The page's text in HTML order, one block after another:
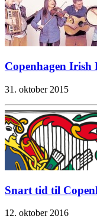
Copenhagen Irish
31. oktober 2015
Snart tid til
12. oktober 2016